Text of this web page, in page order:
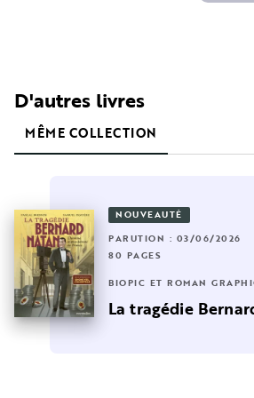
D'autres livres
MÊME COLLECTION
NOUVEAUTÉ
PARUTION : 03/06/2026
80 PAGES
BIOPIC ET ROMAN
La tragédie